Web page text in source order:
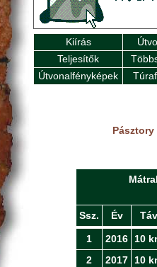
Kiírás
Teljesítők
Útvonalfényképek
Pásztory
Ssz. Év Táv
1 2016
10
2
2017
10